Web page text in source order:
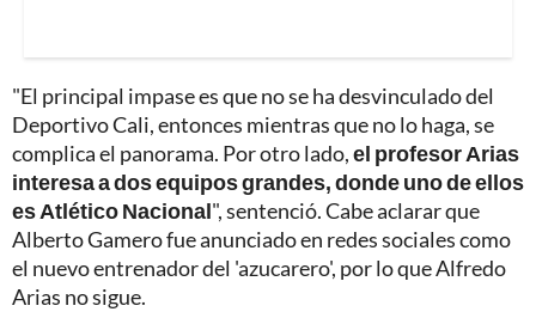
"El principal impase es que no se ha desvinculado del
Deportivo Cali, entonces mientras que no lo haga, se
complica el panorama. Por otro lado,el profesor Arias
interesa a dos equipos grandes, donde uno de ellos
es Atlético Nacional", sentenció. Cabe aclarar que
Alberto Gamero fue anunciado en redes sociales como
el nuevo entrenador del 'azucarero', por lo que Alfredo
Arias no sigue.